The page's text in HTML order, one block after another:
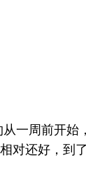
一周前开始
对还好，到